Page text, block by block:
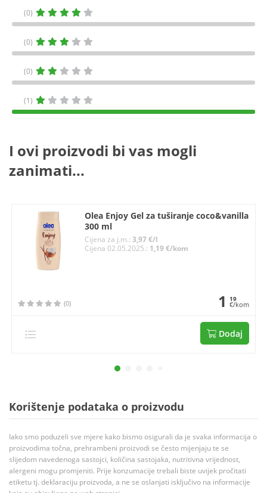
(0)
(0)
(0)
(1)
I ovi proizvodi bi vas mogli
zanimati...
Olea Enjoy Gel za tuširanje coco&vanilla
300 ml
Cijena za j.m.:3,97 €/l
Cijena 02.05.2025.: 1,19 €/kom
(0) 1 19
€/kom
Dodaj
Korištenje podataka o proizvodu
Iako smo poduzeli sve mjere kako bismo osigurali da je svaka informacija o
proizvodima točna, prehrambeni proizvodi se često mijenjaju te se
slijedom navedenoga sastojci, količina sastojaka, nutritivna vrijednost,
alergeni mogu promjeniti. Prije konzumacije trebali biste uvijek pročitati
etiketu tj. deklaraciju proizvoda, a ne se oslanjati isključivo na informacije